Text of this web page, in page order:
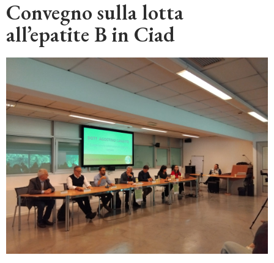
Convegno sulla lotta
all’epatite B in Ciad